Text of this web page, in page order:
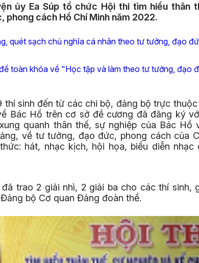
ủy Ea Súp tổ chức Hội thi tìm hiểu thân
cách Hồ Chí Minh năm 2022.
quét sạch chủ nghĩa cá nhân theo tư tưởng, đạo
toàn khóa về "Học tập và làm theo tư tưởng, đạo
thí sinh đến từ các chi bộ, đảng bộ trực
Bác Hồ trên cơ sở đề cương đã đăng ký
quanh thân thế, sự nghiệp của Bác Hồ
về tư tưởng, đạo đức, phong cách của
hát, nhạc kịch, hội họa, biểu diễn
trao 2 giải nhì, 2 giải ba cho các thí sinh,
bộ Cơ quan Đảng đoàn thể.